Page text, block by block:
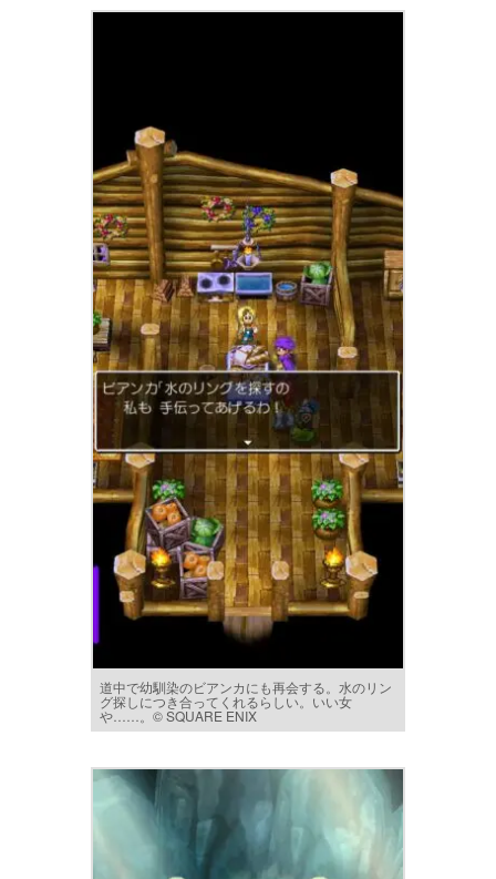
道中で幼馴染のビアンカにも再会する。水のリン
グ探しにつき合ってくれるらしい。いい女
や……。© SQUARE ENIX